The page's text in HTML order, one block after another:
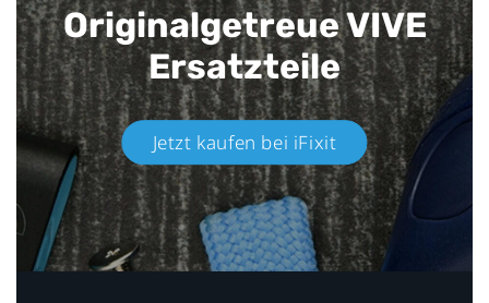
Originalgetreue VIVE
Ersatzteile
Jetzt kaufen bei iFixit​